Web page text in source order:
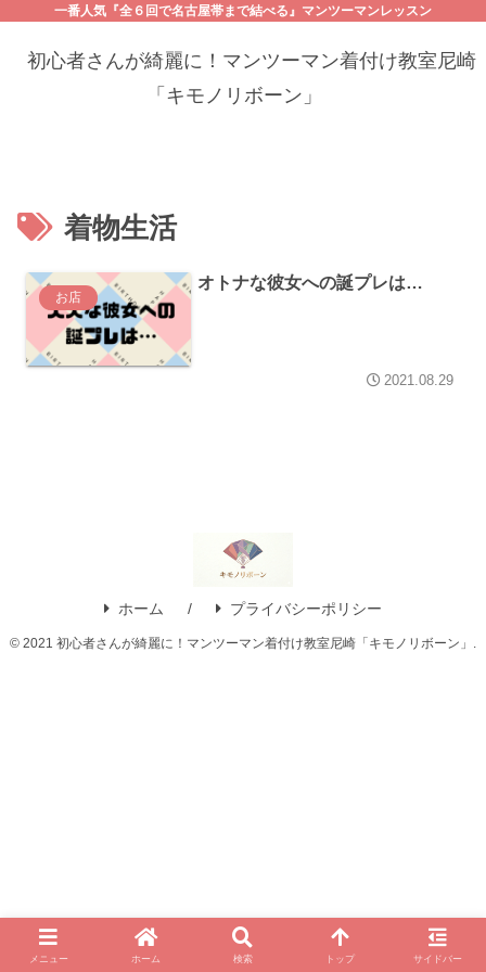
一番人気『全６回で名古屋帯まで結べる』マンツーマンレッスン
初心者さんが綺麗に！マンツーマン着付け教室尼崎
「キモノリボーン」
着物生活
お店
オトナな彼女への誕プレは…
2021.08.29
ホーム プライバシーポリシー
© 2021 初心者さんが綺麗に！マンツーマン着付け教室尼崎「キモノリボーン」.
メニュー ホーム 検索 トップ サイドバー